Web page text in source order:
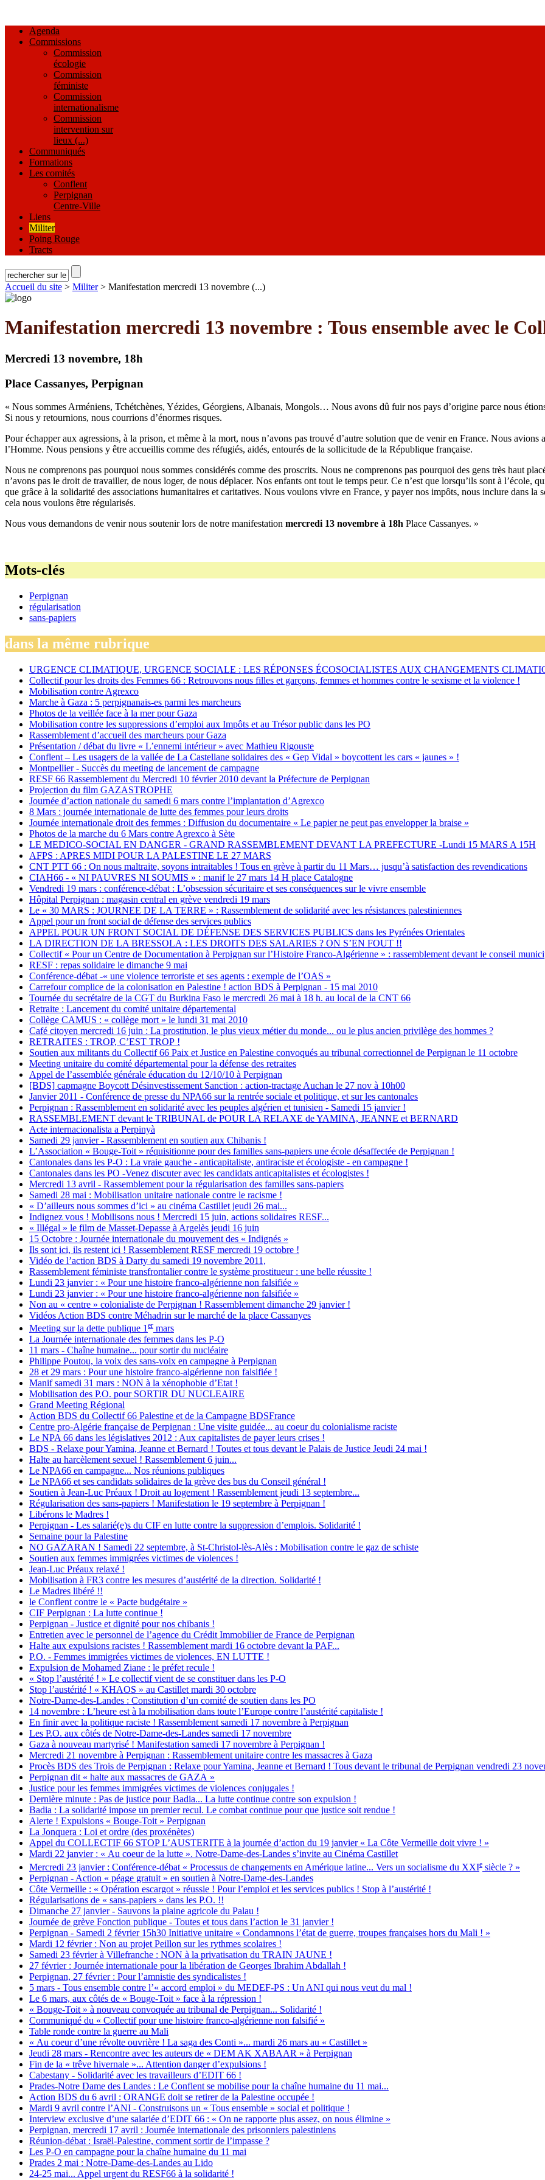
Agenda
Commissions
Commission
écologie
Commission
féministe
Commission
internationalisme
Commission
intervention sur
lieux (...)
Communiqués
Formations
Les comités
Conflent
Perpignan
Centre-Ville
Liens
Militer
Poing Rouge
Tracts
Accueil du site > Militer> Manifestation mercredi 13 novembre (...)
Manifestation mercredi 13 novembre : Tous ensemble avec le
Mercredi 13 novembre, 18h
Place Cassanyes, Perpignan
« Nous sommes Arméniens, Tchétchènes, Yézides, Géorgiens, Albanais, Mongols… Nous avons dû fuir nos pays d’origine parce nous
Si nous y retournions, nous courrions d’énormes risques.
Pour échapper aux agressions, à la prison, et même à la mort, nous n’avons pas trouvé d’autre solution que de venir en France. Nous avions
l’Homme. Nous pensions y être accueillis comme des réfugiés, aidés, entourés de la sollicitude de la République française.
Nous ne comprenons pas pourquoi nous sommes considérés comme des proscrits. Nous ne comprenons pas pourquoi des gens très haut
n’avons pas le droit de travailler, de nous loger, de nous déplacer. Nos enfants ont tout le temps peur. Ce n’est que lorsqu’ils sont à l’école,
que grâce à la solidarité des associations humanitaires et caritatives. Nous voulons vivre en France, y payer nos impôts, nous inclure dans la
cela nous voulons être régularisés.
Nous vous demandons de venir nous soutenir lors de notre manifestation mercredi 13 novembre à 18h Place Cassanyes. »
Mots-clés
Perpignan
régularisation
sans-papiers
dans la même rubrique
URGENCE CLIMATIQUE, URGENCE SOCIALE : LES RÉPONSES ÉCOSOCIALISTES AUX CHANGEMENTS
Collectif pour les droits des Femmes 66 : Retrouvons nous filles et garçons, femmes et hommes contre le sexisme et la violence !
Mobilisation contre Agrexco
Marche à Gaza : 5 perpignanais-es parmi les marcheurs
Photos de la veillée face à la mer pour Gaza
Mobilisation contre les suppressions d’emploi aux Impôts et au Trésor public dans les PO
Rassemblement d’accueil des marcheurs pour Gaza
Présentation / débat du livre « L’ennemi intérieur » avec Mathieu Rigouste
Conflent – Les usagers de la vallée de La Castellane solidaires des « Gep Vidal » boycottent les cars « jaunes » !
Montpellier - Succès du meeting de lancement de campagne
RESF 66 Rassemblement du Mercredi 10 février 2010 devant la Préfecture de Perpignan
Projection du film GAZASTROPHE
Journée d’action nationale du samedi 6 mars contre l’implantation d’Agrexco
8 Mars : journée internationale de lutte des femmes pour leurs droits
Journée internationale droit des femmes : Diffusion du documentaire « Le papier ne peut pas envelopper la braise »
Photos de la marche du 6 Mars contre Agrexco à Sète
LE MEDICO-SOCIAL EN DANGER - GRAND RASSEMBLEMENT DEVANT LA PREFECTURE -Lundi 15 MARS A 15H
AFPS : APRES MIDI POUR LA PALESTINE LE 27 MARS
CNT PTT 66 : On nous maltraite, soyons intraitables ! Tous en grève à partir du 11 Mars… jusqu’à satisfaction des revendications
CIAH66 - « NI PAUVRES NI SOUMIS » : manif le 27 mars 14 H place Catalogne
Vendredi 19 mars : conférence-débat : L’obsession sécuritaire et ses conséquences sur le vivre ensemble
Hôpital Perpignan : magasin central en grève vendredi 19 mars
Le « 30 MARS : JOURNEE DE LA TERRE » : Rassemblement de solidarité avec les résistances palestiniennes
Appel pour un front social de défense des services publics
APPEL POUR UN FRONT SOCIAL DE DÉFENSE DES SERVICES PUBLICS dans les Pyrénées Orientales
LA DIRECTION DE LA BRESSOLA : LES DROITS DES SALARIES ? ON S’EN FOUT !!
Collectif « Pour un Centre de Documentation à Perpignan sur l’Histoire Franco-Algérienne » : rassemblement devant le conseil
RESF : repas solidaire le dimanche 9 mai
Conférence-débat -« une violence terroriste et ses agents : exemple de l’OAS »
Carrefour complice de la colonisation en Palestine ! action BDS à Perpignan - 15 mai 2010
Tournée du secrétaire de la CGT du Burkina Faso le mercredi 26 mai à 18 h. au local de la CNT 66
Retraite : Lancement du comité unitaire départemental
Collège CAMUS : « collège mort » le lundi 31 mai 2010
Café citoyen mercredi 16 juin : La prostitution, le plus vieux métier du monde... ou le plus ancien privilège des hommes ?
RETRAITES : TROP, C’EST TROP !
Soutien aux militants du Collectif 66 Paix et Justice en Palestine convoqués au tribunal correctionnel de Perpignan le 11 octobre
Meeting unitaire du comité départemental pour la défense des retraites
Appel de l’assemblée générale éducation du 12/10/10 à Perpignan
[BDS] capmagne Boycott Désinvestissement Sanction : action-tractage Auchan le 27 nov à 10h00
Janvier 2011 - Conférence de presse du NPA66 sur la rentrée sociale et politique, et sur les cantonales
Perpignan : Rassemblement en solidarité avec les peuples algérien et tunisien - Samedi 15 janvier !
RASSEMBLEMENT devant le TRIBUNAL de POUR LA RELAXE de YAMINA, JEANNE et BERNARD
Acte internacionalista a Perpinyà
Samedi 29 janvier - Rassemblement en soutien aux Chibanis !
L’Association « Bouge-Toit » réquisitionne pour des familles sans-papiers une école désaffectée de Perpignan !
Cantonales dans les P-O : La vraie gauche - anticapitaliste, antiraciste et écologiste - en campagne !
Cantonales dans les PO -Venez discuter avec les candidats anticapitalistes et écologistes !
Mercredi 13 avril - Rassemblement pour la régularisation des familles sans-papiers
Samedi 28 mai : Mobilisation unitaire nationale contre le racisme !
« D’ailleurs nous sommes d’ici » au cinéma Castillet jeudi 26 mai...
Indignez vous ! Mobilisons nous ! Mercredi 15 juin, actions solidaires RESF...
« Illégal » le film de Masset-Depasse à Argelès jeudi 16 juin
15 Octobre : Journée internationale du mouvement des « Indignés »
Ils sont ici, ils restent ici ! Rassemblement RESF mercredi 19 octobre !
Vidéo de l’action BDS à Darty du samedi 19 novembre 2011,
Rassemblement féministe transfrontalier contre le système prostitueur : une belle réussite !
Lundi 23 janvier : « Pour une histoire franco-algérienne non falsifiée »
Lundi 23 janvier : « Pour une histoire franco-algérienne non falsifiée »
Non au « centre » colonialiste de Perpignan ! Rassemblement dimanche 29 janvier !
Vidéos Action BDS contre Méhadrin sur le marché de la place Cassanyes
Meeting sur la dette publique 1 er mars
La Journée internationale des femmes dans les P-O
11 mars - Chaîne humaine... pour sortir du nucléaire
Philippe Poutou, la voix des sans-voix en campagne à Perpignan
28 et 29 mars : Pour une histoire franco-algérienne non falsifiée !
Manif samedi 31 mars : NON à la xénophobie d’Etat !
Mobilisation des P.O. pour SORTIR DU NUCLEAIRE
Grand Meeting Régional
Action BDS du Collectif 66 Palestine et de la Campagne BDSFrance
Centre pro-Algérie française de Perpignan : Une visite guidée... au coeur du colonialisme raciste
Le NPA 66 dans les législatives 2012 : Aux capitalistes de payer leurs crises !
BDS - Relaxe pour Yamina, Jeanne et Bernard ! Toutes et tous devant le Palais de Justice Jeudi 24 mai !
Halte au harcèlement sexuel ! Rassemblement 6 juin...
Le NPA66 en campagne... Nos réunions publiques
Le NPA66 et ses candidats solidaires de la grève des bus du Conseil général !
Soutien à Jean-Luc Préaux ! Droit au logement ! Rassemblement jeudi 13 septembre...
Régularisation des sans-papiers ! Manifestation le 19 septembre à Perpignan !
Libérons le Madres !
Perpignan - Les salarié(e)s du CIF en lutte contre la suppression d’emplois. Solidarité !
Semaine pour la Palestine
NO GAZARAN ! Samedi 22 septembre, à St-Christol-lès-Alès : Mobilisation contre le gaz de schiste
Soutien aux femmes immigrées victimes de violences !
Jean-Luc Préaux relaxé !
Mobilisation à FR3 contre les mesures d’austérité de la direction. Solidarité !
Le Madres libéré !!
le Conflent contre le « Pacte budgétaire »
CIF Perpignan : La lutte continue !
Perpignan - Justice et dignité pour nos chibanis !
Entretien avec le personnel de l’agence du Crédit Immobilier de France de Perpignan
Halte aux expulsions racistes ! Rassemblement mardi 16 octobre devant la PAF...
P.O. - Femmes immigrées victimes de violences, EN LUTTE !
Expulsion de Mohamed Ziane : le préfet recule !
« Stop l’austérité ! » Le collectif vient de se constituer dans les P-O
Stop l’austérité ! « KHAOS » au Castillet mardi 30 octobre
Notre-Dame-des-Landes : Constitution d’un comité de soutien dans les PO
14 novembre : L’heure est à la mobilisation dans toute l’Europe contre l’austérité capitaliste !
En finir avec la politique raciste ! Rassemblement samedi 17 novembre à Perpignan
Les P.O. aux côtés de Notre-Dame-des-Landes samedi 17 novembre
Gaza à nouveau martyrisé ! Manifestation samedi 17 novembre à Perpignan !
Mercredi 21 novembre à Perpignan : Rassemblement unitaire contre les massacres à Gaza
Procès BDS des Trois de Perpignan : Relaxe pour Yamina, Jeanne et Bernard ! Tous devant le tribunal de Perpignan vendredi 23
Perpignan dit « halte aux massacres de GAZA »
Justice pour les femmes immigrées victimes de violences conjugales !
Dernière minute : Pas de justice pour Badia... La lutte continue contre son expulsion !
Badia : La solidarité impose un premier recul. Le combat continue pour que justice soit rendue !
Alerte ! Expulsions « Bouge-Toit » Perpignan
La Jonquera : Loi et ordre (des proxénètes)
Appel du COLLECTIF 66 STOP L’AUSTERITE à la journée d’action du 19 janvier « La Côte Vermeille doit vivre ! »
Mardi 22 janvier : « Au coeur de la lutte ». Notre-Dame-des-Landes s’invite au Cinéma Castillet
Mercredi 23 janvier : Conférence-débat « Processus de changements en Amérique latine... Vers un socialisme du XXIe siècle ? »
Perpignan - Action « péage gratuit » en soutien à Notre-Dame-des-Landes
Côte Vermeille : « Opération escargot » réussie ! Pour l’emploi et les services publics ! Stop à l’austérité !
Régularisations de « sans-papiers » dans les P.O. !!
Dimanche 27 janvier - Sauvons la plaine agricole du Palau !
Journée de grève Fonction publique - Toutes et tous dans l’action le 31 janvier !
Perpignan - Samedi 2 février 15h30 Initiative unitaire « Condamnons l’état de guerre, troupes françaises hors du Mali ! »
Mardi 12 février : Non au projet Peillon sur les rythmes scolaires !
Samedi 23 février à Villefranche : NON à la privatisation du TRAIN JAUNE !
27 février : Journée internationale pour la libération de Georges Ibrahim Abdallah !
Perpignan, 27 février : Pour l’amnistie des syndicalistes !
5 mars - Tous ensemble contre l’« accord emploi » du MEDEF-PS : Un ANI qui nous veut du mal !
Le 6 mars, aux côtés de « Bouge-Toit » face à la répression !
« Bouge-Toit » à nouveau convoquée au tribunal de Perpignan... Solidarité !
Communiqué du « Collectif pour une histoire franco-algérienne non falsifié »
Table ronde contre la guerre au Mali
« Au coeur d’une révolte ouvrière ! La saga des Conti »... mardi 26 mars au « Castillet »
Jeudi 28 mars - Rencontre avec les auteurs de « DEM AK XABAAR » à Perpignan
Fin de la « trêve hivernale »... Attention danger d’expulsions !
Cabestany - Solidarité avec les travailleurs d’EDIT 66 !
Prades-Notre Dame des Landes : Le Conflent se mobilise pour la chaîne humaine du 11 mai...
Action BDS du 6 avril : ORANGE doit se retirer de la Palestine occupée !
Mardi 9 avril contre l’ANI - Construisons un « Tous ensemble » social et politique !
Interview exclusive d’une salariée d’EDIT 66 : « On ne rapporte plus assez, on nous élimine »
Perpignan, mercredi 17 avril : Journée internationale des prisonniers palestiniens
Réunion-débat : Israël-Palestine, comment sortir de l’impasse ?
Les P-O en campagne pour la chaîne humaine du 11 mai
Prades 2 mai : Notre-Dame-des-Landes au Lido
24-25 mai... Appel urgent du RESF66 à la solidarité !